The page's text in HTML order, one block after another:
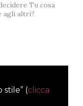
Tu cosa
agli altri?
stile” (clicca